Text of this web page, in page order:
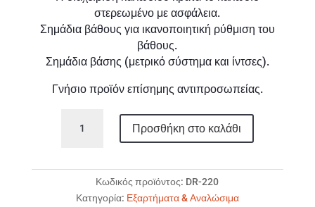
στερεωμένο με ασφάλεια.
Σημάδια βάθους για ικανοποιητική ρύθμιση του
βάθους.
Σημάδια βάσης (μετρικό σύστημα και ίντσες).
Γνήσιο προϊόν επίσημης αντιπροσωπείας.
Workstation
Προσθήκη στο καλάθι
Κωδικός προϊόντος: DR-220
Κατηγορία: Εξαρτήματα & Αναλώσιμα